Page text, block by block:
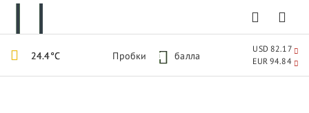
24.4°C Пробки 1 балла
USD 82.17
EUR 94.84